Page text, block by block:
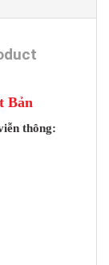
Bản
thông: